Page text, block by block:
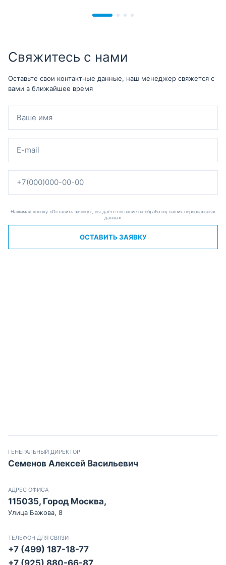
Свяжитесь с нами
Оставьте свои контактные данные, наш менеджер свяжется с
вами в ближайшее время
Нажимая кнопку «Оставить заявку», вы даёте согласие на обработку ваших персональных
данных.
ОСТАВИТЬ ЗАЯВКУ
ГЕНЕРАЛЬНЫЙ ДИРЕКТОР
Семенов Алексей Васильевич
АДРЕС ОФИСА
115035, Город Москва,
Улица Бажова, 8
ТЕЛЕФОН ДЛЯ СВЯЗИ
+7 (499) 187-18-77
+7 (925) 880-66-87